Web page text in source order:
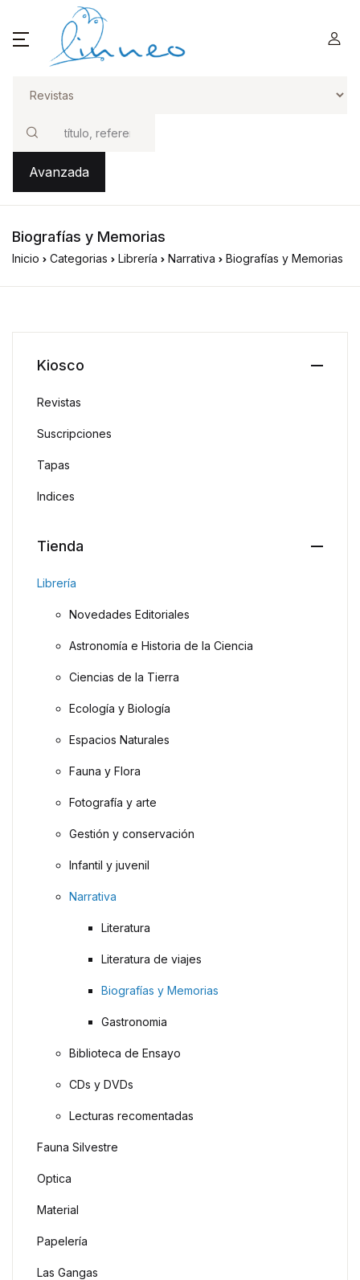
Buscar
Avanzada
Biografías y Memorias
Inicio Categorias Librería Narrativa Biografías y Memorias
Kiosco
Revistas
Suscripciones
Tapas
Indices
Tienda
Librería
Novedades Editoriales
Astronomía e Historia de la Ciencia
Ciencias de la Tierra
Ecología y Biología
Espacios Naturales
Fauna y Flora
Fotografía y arte
Gestión y conservación
Infantil y juvenil
Narrativa
Literatura
Literatura de viajes
Biografías y Memorias
Gastronomia
Biblioteca de Ensayo
CDs y DVDs
Lecturas recomentadas
Fauna Silvestre
Optica
Material
Papelería
Las Gangas